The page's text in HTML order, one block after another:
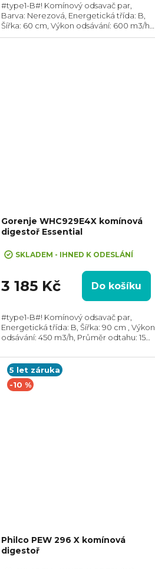
#type1-B#! Komínový odsavač par,
Barva: Nerezová, Energetická třída: B,
Šířka: 60 cm, Výkon odsávání: 600 m3/h,
Průměr odtahu: 150 mm, Směr odtahu:
Gorenje WHC929E4X komínová
digestoř Essential
SKLADEM - IHNED K ODESLÁNÍ
3 185 Kč Do košíku
#type1-B#! Komínový odsavač par,
Energetická třída: B, Šířka: 90 cm , Výkon
odsávání: 450 m3/h, Průměr odtahu: 150
recirkulace i odtahu ven
5 let záruka
-10 %
Philco PEW 296 X komínová
digestoř